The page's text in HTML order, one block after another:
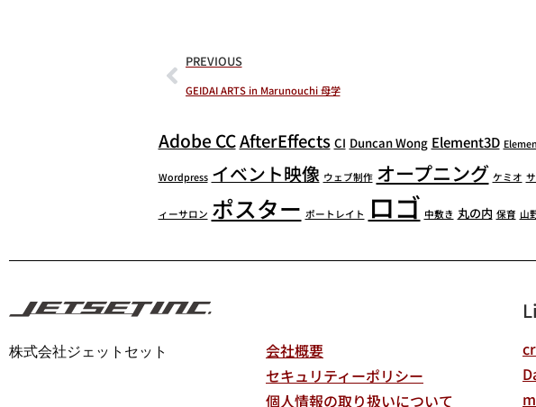
PREVIOUS
GEIDAI ARTS in Marunouchi 母学
Adobe CCAfterEffects CI Duncan Wong Element3D
Wordpress イベント映像 ウェブ制作 オープニング ケミオ
ィーサロン ポスター ポートレイト ロゴ 中敷き 丸の内 保育 山
株式会社ジェットセット
会社概要
セキュリティーポリシー
個人情報の取り扱いについて